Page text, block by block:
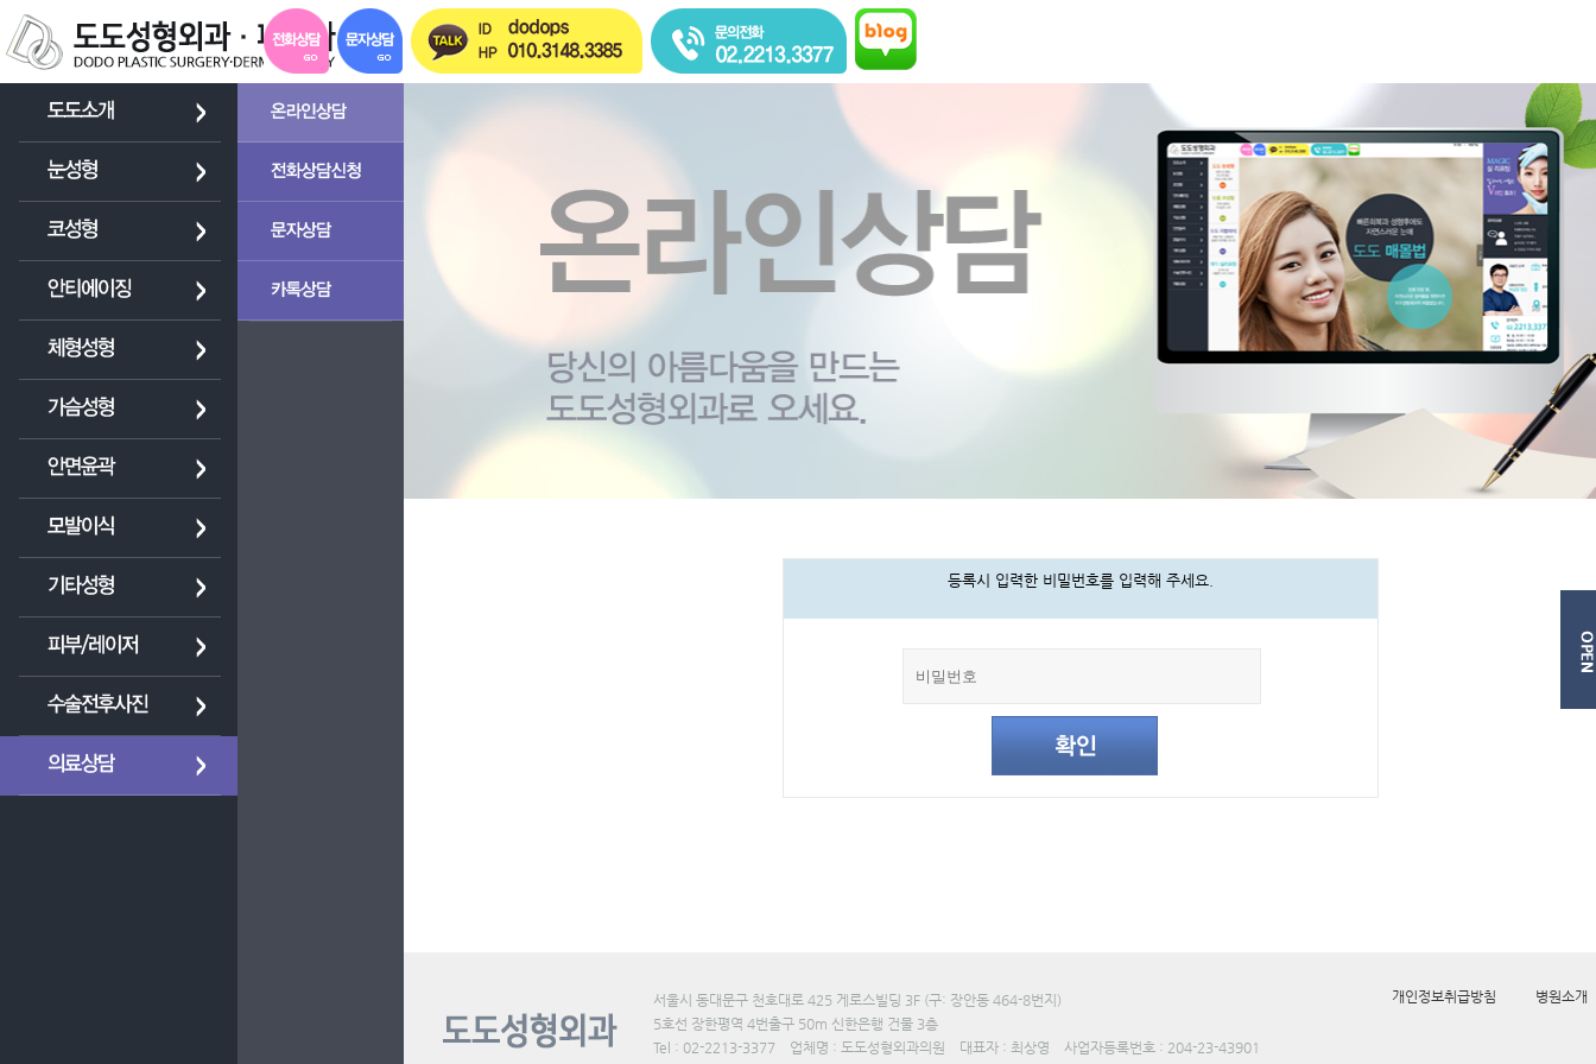
등록시 입력한 비밀번호를 입력해 주세요.
서울시 동대문구 천호대로 425 게로스빌딩 3F (구: 장안동 464-8번지)
5호선 장한평역 4번출구 50m 신한은행 건물 3층
Tel : 02-2213-3377 업체명 : 도도성형외과의원 대표자 : 최상영 사업자등록번호 : 204-23-43901
개인정보취급방침 병원소개